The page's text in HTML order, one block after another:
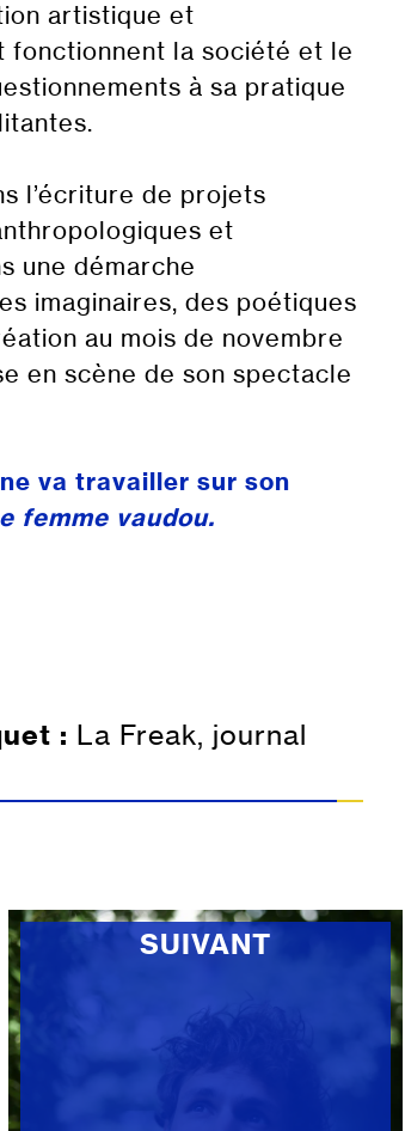
artistique et
fonctionnent la société et le
à sa pratique
l’écriture de projets
et
une démarche
imaginaires, des poétiques
au mois de novembre
en scène de son spectacle
va travailler sur son
femme vaudou.
: La Freak, journal
SUIVANT